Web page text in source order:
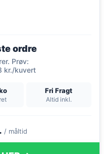
ordre
Prøv:
kr./kuvert
Fri Fragt
Altid inkl.
/ måltid